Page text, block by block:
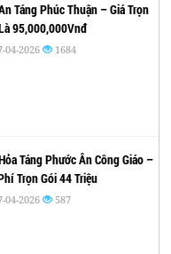
Táng Phúc Thuận – Giá Trọn
95,000,000Vnđ
04-2026 1684
Táng Phước Ân Công Giáo –
Trọn Gói 44 Triệu
04-2026 587